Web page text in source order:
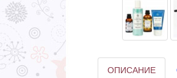
ОПИСАНИЕ